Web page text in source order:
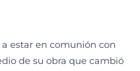
estar en comunión con
de su obra que cambió